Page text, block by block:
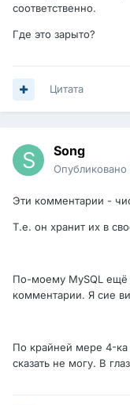
соответственно.
Где это зарыто?
Цитата
Song
Опубликовано
Эти комментарии -
Т.е. он хранит их в
По-моему MySQL ещё
комментарии. Я сие
По крайней мере 4-ка
сказать не могу. В